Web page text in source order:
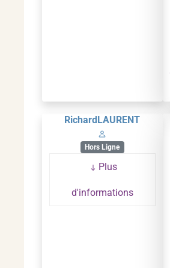
RichardLAURENT
Hors Ligne
Plus
d'informations